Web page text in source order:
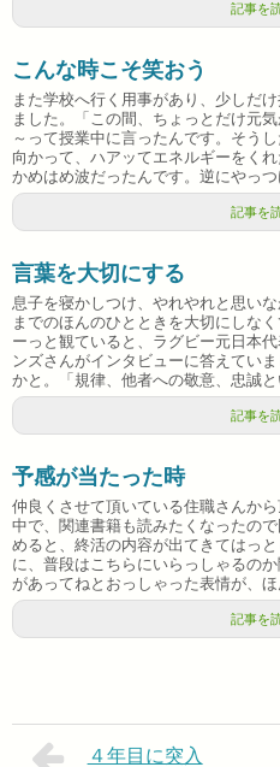
記事を
こんな時こそ笑おう
また学校へ行く用事があり、少しだ
ました。「この間、ちょっとだけ元
～って授業中に言ったんです。そう
向かって、ハアッてエネルギーをく
かめはめ波だったんです。逆にやっ
記事を
言葉を大切にする
息子を寝かしつけ、やれやれと思い
までのほんのひとときを大切にしな
ーっと観ていると、ラグビー元日本
ンズさんがインタビューに答えてい
かと。「規律、他者への敬意、忠誠
記事を
予感が当たった時
仲良くさせて頂いている住職さんか
中で、関連書籍も読みたくなったの
めると、終活の内容が出てきてはっ
に、普段はこちらにいらっしゃるの
があってねとおっしゃった表情が、
記事を
４年目に突入